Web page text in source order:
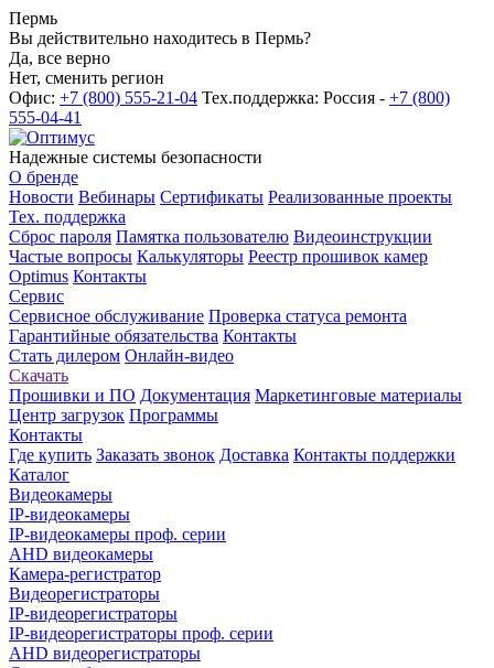
Пермь
Вы действительно находитесь в Пермь?
Да, все верно
Нет, сменить регион
Офис: +7 (800) 555-21-04 Тех.поддержка: Россия - +7 (800)
555-04-41
Надежные системы безопасности
О бренде
Новости Вебинары Сертификаты Реализованные проекты
Тех. поддержка
Сброс пароля Памятка пользователю Видеоинструкции
Частые вопросы Калькуляторы Реестр прошивок камер
Optimus Контакты
Сервис
Сервисное обслуживание Проверка статуса ремонта
Гарантийные обязательства Контакты
Стать дилером Онлайн-видео
Скачать
Прошивки и ПО Документация Маркетинговые материалы
Центр загрузок Программы
Контакты
Где купить Заказать звонок Доставка Контакты поддержки
Каталог
Видеокамеры
IP-видеокамеры
IP-видеокамеры проф. серии
AHD видеокамеры
Камера-регистратор
Видеорегистраторы
IP-видеорегистраторы
IP-видеорегистраторы проф. серии
AHD видеорегистраторы